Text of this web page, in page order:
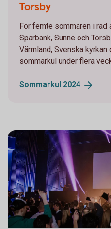
Torsby
För femte sommaren i rad
Sparbank, Sunne och
Värmland, Svenska kyrkan
sommarkul under flera
Sommarkul 2024